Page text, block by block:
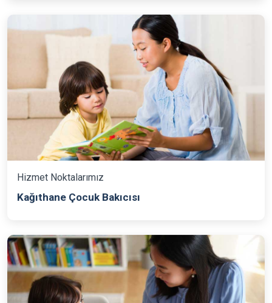
Hizmet Noktalarımız
Kağıthane Çocuk Bakıcısı